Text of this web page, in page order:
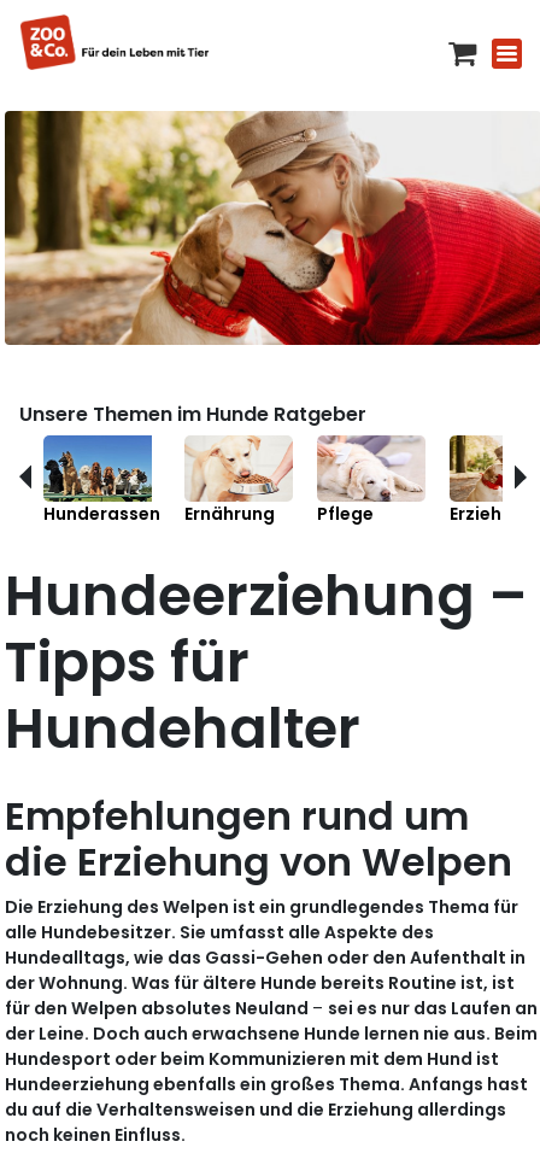
Unsere Themen im Hunde Ratgeber
Hunderassen Ernährung Pflege Erziehung
Hundeerziehung –
Tipps für
Hundehalter
Empfehlungen rund um
die Erziehung von Welpen
Die Erziehung des Welpen ist ein grundlegendes Thema für
alle Hundebesitzer. Sie umfasst alle Aspekte des
Hundealltags, wie das Gassi-Gehen oder den Aufenthalt in
der Wohnung. Was für ältere Hunde bereits Routine ist, ist
für den Welpen absolutes Neuland – sei es nur das Laufen an
der Leine. Doch auch erwachsene Hunde lernen nie aus. Beim
Hundesport oder beim Kommunizieren mit dem Hund ist
Hundeerziehung ebenfalls ein großes Thema. Anfangs hast
du auf die Verhaltensweisen und die Erziehung allerdings
noch keinen Einfluss.